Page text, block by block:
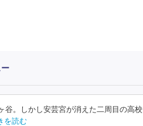
谷。しかし安芸宮が消えた二周目の高
を読む